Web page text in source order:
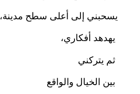
يسحبني إلى أعلى سطح مدينة،
يهدهد أفكاري،
ثم يتركني
بين الخيال والواقع